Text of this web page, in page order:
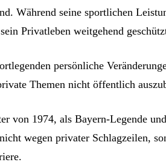
Während seine sportlichen
Privatleben weitgehend
persönliche
Themen nicht öffentlich
von 1974, als Bayern-Legende
wegen privater Schlagzeilen,